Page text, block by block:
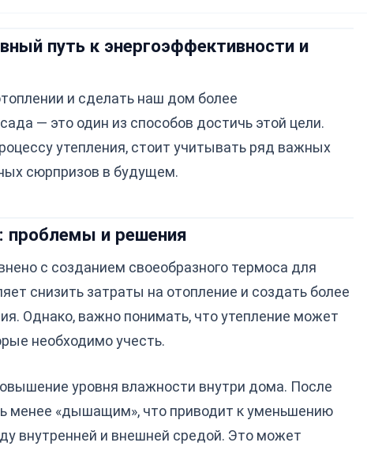
путь к энергоэффективности и
и сделать наш дом более
— это один из способов достичь этой цели.
утепления, стоит учитывать ряд важных
сюрпризов в будущем.
проблемы и решения
с созданием своеобразного термоса для
снизить затраты на отопление и создать более
Однако, важно понимать, что утепление может
необходимо учесть.
уровня влажности внутри дома. После
менее «дышащим», что приводит к уменьшению
внутренней и внешней средой. Это может